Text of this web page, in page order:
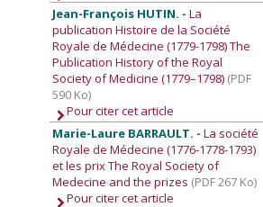
Jean-François HUTIN. -La
publication Histoire de la Société
Royale de Médecine (1779-1798) The
Publication History of the Royal
Society of Medicine (1779–1798) (PDF
590 Ko)
Pour citer cet article
Marie-Laure BARRAULT. -La société
Royale de Médecine (1776-1778-1793)
et les prix The Royal Society of
Medecine and the prizes (PDF 267 Ko)
Pour citer cet article